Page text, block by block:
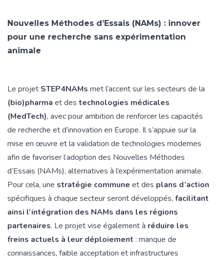
Nouvelles Méthodes d’Essais (NAMs) : innover
pour une recherche sans expérimentation
animale
Le projet STEP4NAMs met l’accent sur les secteurs de la
(bio)pharma et des technologies médicales
(MedTech), avec pour ambition de renforcer les capacités
de recherche et d’innovation en Europe. Il s’appuie sur la
mise en œuvre et la validation de technologies modernes
afin de favoriser l’adoption des Nouvelles Méthodes
d’Essais (NAMs), alternatives à l’expérimentation animale.
Pour cela, une stratégie commune et des plans d’action
spécifiques à chaque secteur seront développés, facilitant
ainsi l’intégration des NAMs dans les régions
partenaires. Le projet vise également à réduire les
freins actuels à leur déploiement : manque de
connaissances, faible acceptation et infrastructures